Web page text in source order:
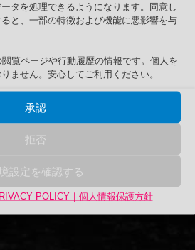
タを処理できるようになります。同意し
と、一部の特徴および機能に悪影響を与
覧ページや行動履歴の情報です。個人を
ません。安心してご利用ください。
承認
拒否
設定を確認する
POLICY｜個人情報保護方針